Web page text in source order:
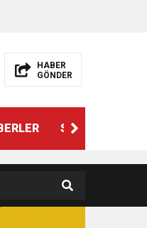
HABER
GÖNDER
SPOR